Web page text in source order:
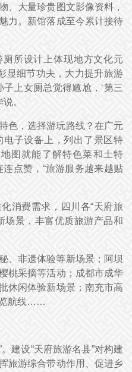
、大量珍贵图文影像资料，
力。新馆落成至今累计接待
所设计上体现地方文化元
显细节功夫，大力提升旅游
上女厕总觉得尴尬，‘第三
。
色，选择游玩路线？在广元
子设备上，列出了景区特
图就能了解特色菜和土特
点赞，“旅游服务越来越贴
消费需求，四川各“天府旅
场景，丰富优质旅游产品和
、非遗体验等新场景；阿坝
桃采摘等活动；成都市成华
休闲体验新场景；南充市高
览航线……
建设“天府旅游名县”对构建
旅游综合带动作用、促进乡